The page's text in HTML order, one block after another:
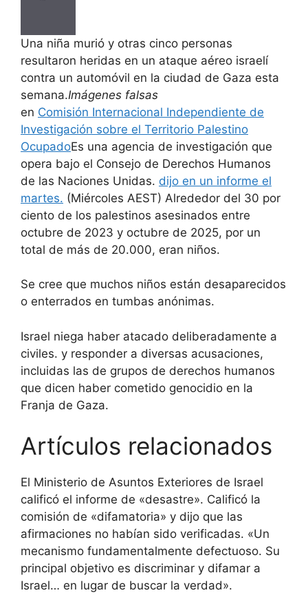
Una niña murió y otras cinco personas
resultaron heridas en un ataque aéreo israelí
contra un automóvil en la ciudad de Gaza esta
semana.Imágenes falsas
en Comisión Internacional Independiente de
Investigación sobre el Territorio Palestino
OcupadoEs una agencia de investigación que
opera bajo el Consejo de Derechos Humanos
de las Naciones Unidas. dijo en un informe el
martes. (Miércoles AEST) Alrededor del 30 por
ciento de los palestinos asesinados entre
octubre de 2023 y octubre de 2025, por un
total de más de 20.000, eran niños.
Se cree que muchos niños están desaparecidos
o enterrados en tumbas anónimas.
Israel niega haber atacado deliberadamente a
civiles. y responder a diversas acusaciones,
incluidas las de grupos de derechos humanos
que dicen haber cometido genocidio en la
Franja de Gaza.
Artículos relacionados
El Ministerio de Asuntos Exteriores de Israel
calificó el informe de «desastre». Calificó la
comisión de «difamatoria» y dijo que las
afirmaciones no habían sido verificadas. «Un
mecanismo fundamentalmente defectuoso. Su
principal objetivo es discriminar y difamar a
Israel… en lugar de buscar la verdad».